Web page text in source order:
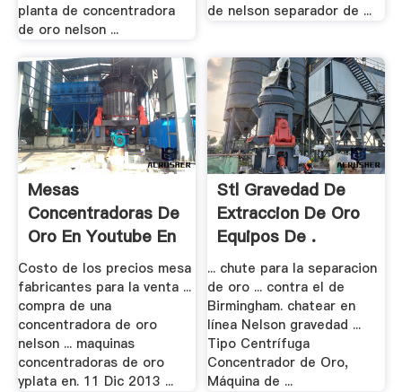
planta de concentradora
de oro nelson ...
de nelson separador de ...
Mesas
Concentradoras De
Oro En Youtube En
Venta
Costo de los precios mesa
fabricantes para la venta ...
compra de una
concentradora de oro
nelson ... maquinas
concentradoras de oro
yplata en. 11 Dic 2013 ...
Stl Gravedad De
Extraccion De Oro
Equipos De .
... chute para la separacion
de oro ... contra el de
Birmingham. chatear en
línea Nelson gravedad ...
Tipo Centrífuga
Concentrador de Oro,
Máquina de ...